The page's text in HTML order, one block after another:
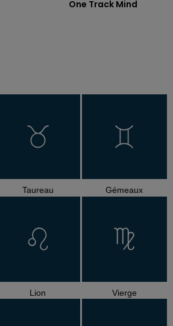
One Track Mind
Taureau Gémeaux
Lion Vierge